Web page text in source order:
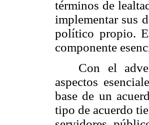
términos de
implementar sus
político propio.
componente
Con el
aspectos
base de un
tipo de acuerdo